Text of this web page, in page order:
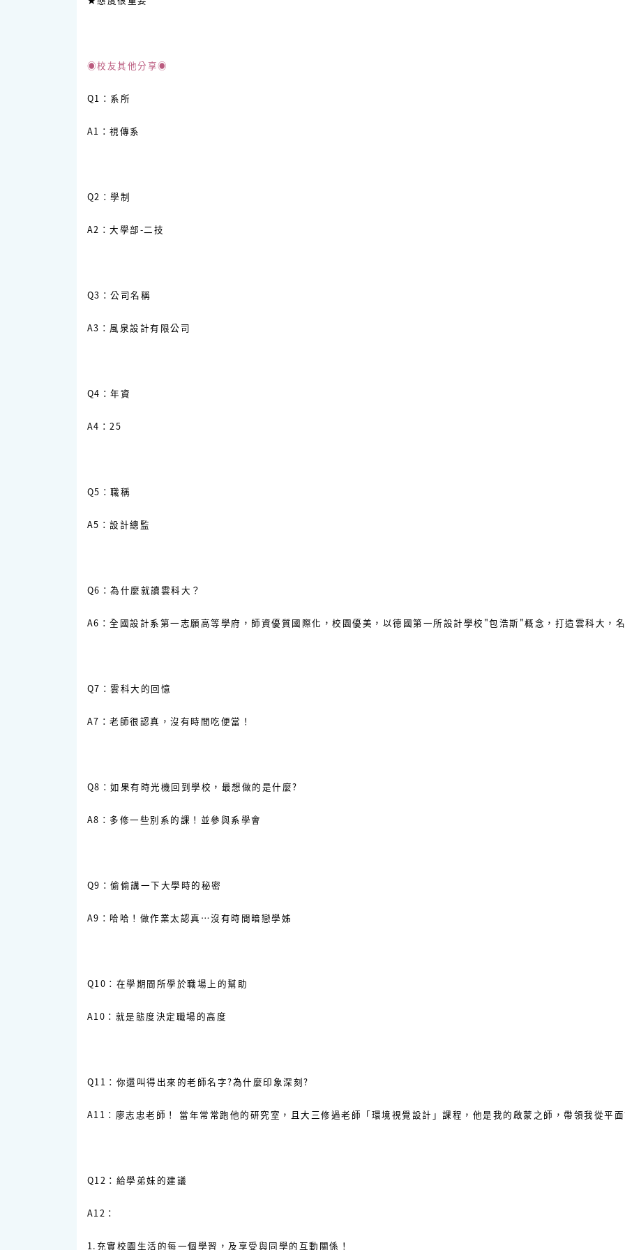
◉校友其他分享◉
Q1：系所
A1：視傳系
Q2：學制
A2：大學部-二技
Q3：公司名稱
A3：風泉設計有限公司
Q4：年資
A4：25
Q5：職稱
A5：設計總監
Q6：為什麼就讀雲科大？
A6：全國設計系第一志願高等學府，師資優質國際化，校園優美，以德國第一所設計學校"包浩斯"概念，打造雲科大，
Q7：雲科大的回憶
A7：老師很認真，沒有時間吃便當！
Q8：如果有時光機回到學校，最想做的是什麼?
A8：多修一些別系的課！並參與系學會
Q9：偷偷講一下大學時的秘密
A9：哈哈！做作業太認真⋯沒有時間暗戀學姊
Q10：在學期間所學於職場上的幫助
A10：就是態度決定職場的高度
Q11：你還叫得出來的老師名字?為什麼印象深刻?
A11：廖志忠老師！ 當年常常跑他的研究室，且大三修過老師「環境視覺設計」課程，他是我的啟蒙之師，帶領我從平
Q12：給學弟妹的建議
A12：
1.充實校園生活的每一個學習，及享受與同學的互動關係！